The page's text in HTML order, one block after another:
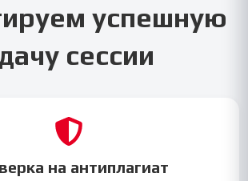
успешную
сессии
на антиплагиат